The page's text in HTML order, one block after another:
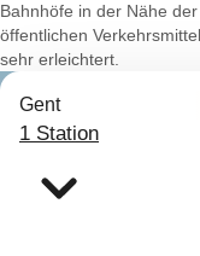
Bahnhöfe in der Nähe
öffentlichen
sehr erleichtert.
Gent
1 Station